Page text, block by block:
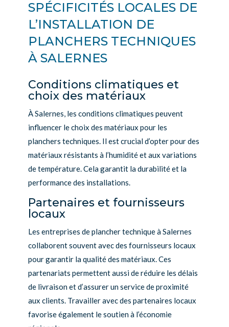
SPÉCIFICITÉS LOCALES DE
L’INSTALLATION DE
PLANCHERS TECHNIQUES
À SALERNES
Conditions climatiques et
choix des matériaux
À Salernes, les conditions climatiques peuvent
influencer le choix des matériaux pour les
planchers techniques. Il est crucial d’opter pour des
matériaux résistants à l’humidité et aux variations
de température. Cela garantit la durabilité et la
performance des installations.
Partenaires et fournisseurs
locaux
Les entreprises de plancher technique à Salernes
collaborent souvent avec des fournisseurs locaux
pour garantir la qualité des matériaux. Ces
partenariats permettent aussi de réduire les délais
de livraison et d’assurer un service de proximité
aux clients. Travailler avec des partenaires locaux
favorise également le soutien à l’économie